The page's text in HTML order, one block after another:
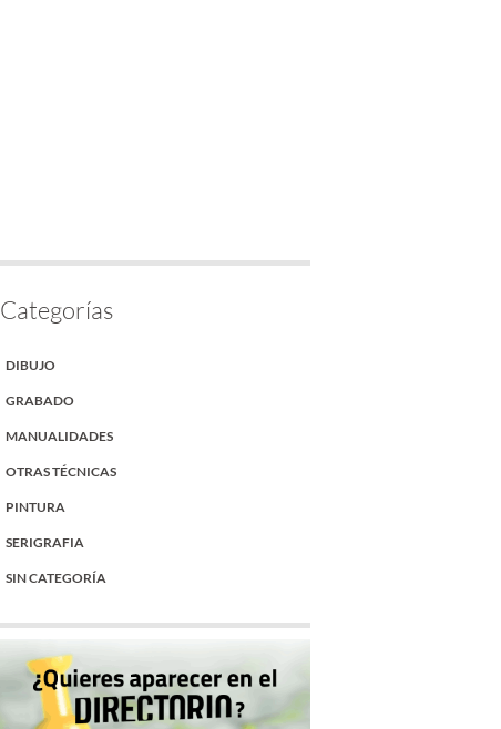
Categorías
DIBUJO
GRABADO
MANUALIDADES
OTRAS TÉCNICAS
PINTURA
SERIGRAFIA
SIN CATEGORÍA